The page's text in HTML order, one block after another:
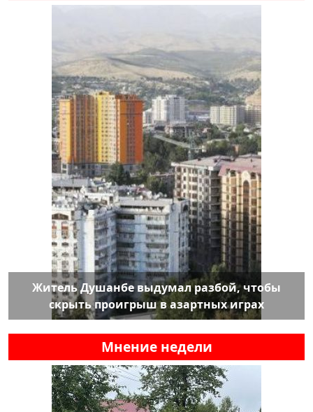
Житель Душанбе выдумал разбой, чтобы
скрыть проигрыш в азартных играх
Мнение недели